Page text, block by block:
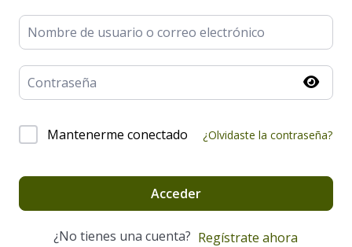
Mantenerme conectado ¿Olvidaste la contraseña?
Acceder
¿No tienes una cuenta? Regístrate ahora